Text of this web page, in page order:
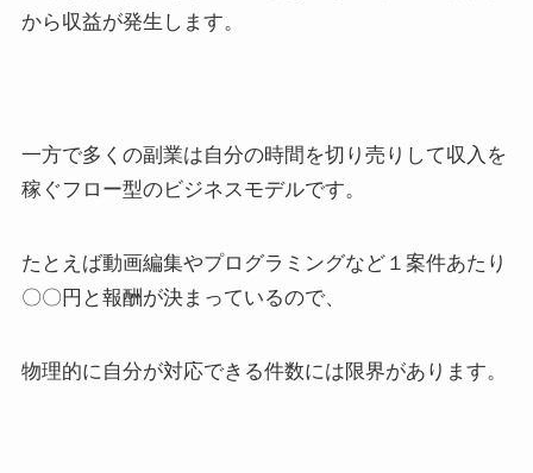
から収益が発生します。
一方で多くの副業は自分の時間を切り売りして収入を
稼ぐフロー型のビジネスモデルです。
たとえば動画編集やプログラミングなど１案件あたり
〇〇円と報酬が決まっているので、
物理的に自分が対応できる件数には限界があります。